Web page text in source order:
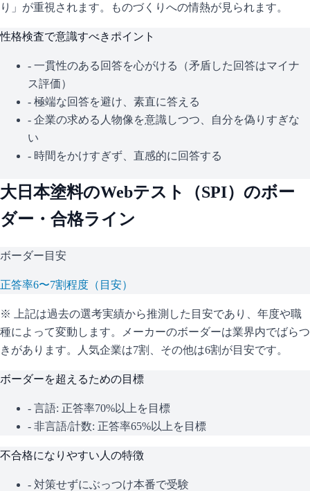
り」が重視されます。ものづくりへの情熱が見られます。
性格検査で意識すべきポイント
- 一貫性のある回答を心がける（矛盾した回答はマイナ
ス評価）
- 極端な回答を避け、素直に答える
- 企業の求める人物像を意識しつつ、自分を偽りすぎな
い
- 時間をかけすぎず、直感的に回答する
大日本塗料のWebテスト（SPI）のボー
ダー・合格ライン
ボーダー目安
正答率6〜7割程度（目安）
※ 上記は過去の選考実績から推測した目安であり、年度や職
種によって変動します。
メーカーのボーダーは業界内でばらつ
きがあります。人気企業は7割、その他は6割が目安です。
ボーダーを超えるための目標
- 言語: 正答率70%以上を目標
- 非言語/計数: 正答率65%以上を目標
不合格になりやすい人の特徴
- 対策せずにぶっつけ本番で受験